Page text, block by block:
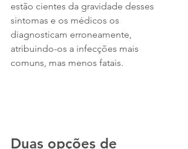
estão cientes da gravidade desses
sintomas e os médicos os
diagnosticam erroneamente,
atribuindo-os a infecções mais
comuns, mas menos fatais.
Duas opções de